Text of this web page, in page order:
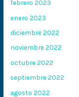
febrero 2023
enero 2023
diciembre 2022
noviembre 2022
octubre 2022
septiembre 2022
agosto 2022